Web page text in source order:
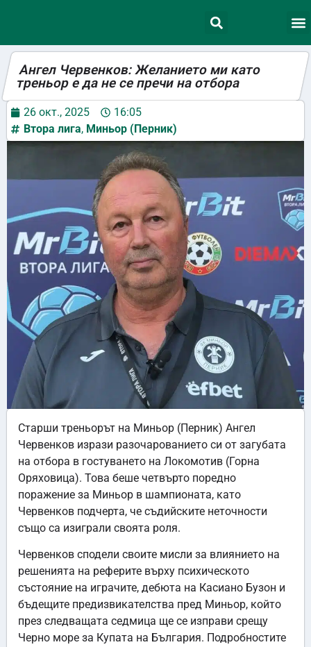
Ангел Червенков: Желанието ми като
треньор е да не се пречи на отбора
26 окт., 2025
16:05
Втора лига, Миньор (Перник)
Старши треньорът на Миньор (Перник) Ангел
Червенков изрази разочарованието си от загубата
на отбора в гостуването на Локомотив (Горна
Оряховица). Това беше четвърто поредно
поражение за Миньор в шампионата, като
Червенков подчерта, че съдийските неточности
също са изиграли своята роля.
Червенков сподели своите мисли за влиянието на
решенията на реферите върху психическото
състояние на играчите, дебюта на Касиано Бузон и
бъдещите предизвикателства пред Миньор, който
през следващата седмица ще се изправи срещу
Черно море за Купата на България. Подробностите